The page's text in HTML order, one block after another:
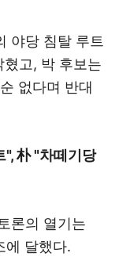
야당 침탈 루트
고, 박 후보는
없다며 반대
朴 "차떼기당
론의 열기는
에 달했다.